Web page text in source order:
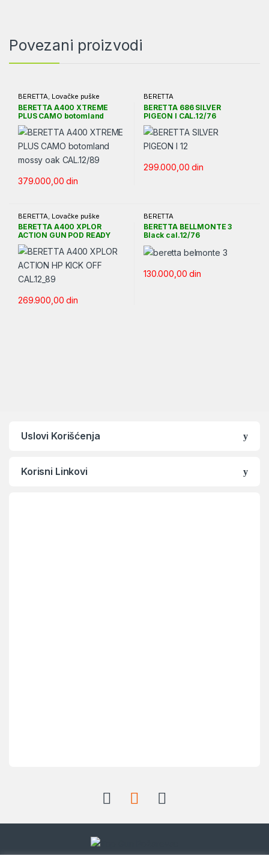
Povezani proizvodi
BERETTA, Lovačke puške
BERETTA A400 XTREME
PLUS CAMO botomland
mossy oak CAL.12/89
379.000,00din
BERETTA
BERETTA 686 SILVER
PIGEON I CAL.12/76
299.000,00din
BERETTA Lovačke puške
BERETTA A400 XPLOR
ACTION GUN POD READY
CAL.12/76
269.900,00din
BERETTA
BERETTA BELLMONTE 3
Black cal.12/76
130.000,00din
Uslovi Korišćenja
Korisni Linkovi